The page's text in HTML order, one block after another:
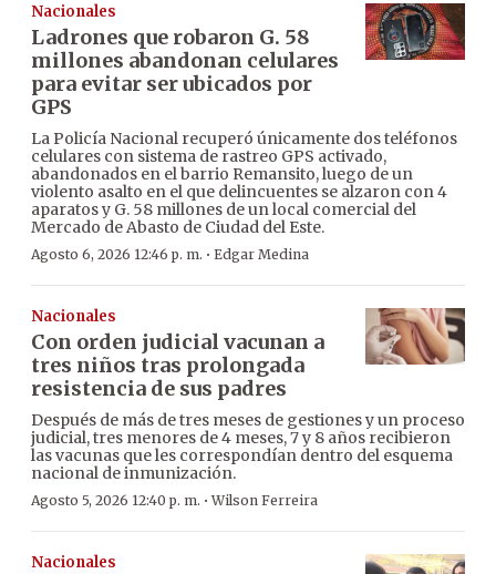
Nacionales
Ladrones que robaron G. 58
millones abandonan celulares
para evitar ser ubicados por
GPS
La Policía Nacional recuperó únicamente dos teléfonos
celulares con sistema de rastreo GPS activado,
abandonados en el barrio Remansito, luego de un
violento asalto en el que delincuentes se alzaron con 4
aparatos y G. 58 millones de un local comercial del
Mercado de Abasto de Ciudad del Este.
Agosto 6, 2026 12:46 p. m. · Edgar Medina
Nacionales
Con orden judicial vacunan a
tres niños tras prolongada
resistencia de sus padres
Después de más de tres meses de gestiones y un proceso
judicial, tres menores de 4 meses, 7 y 8 años recibieron
las vacunas que les correspondían dentro del esquema
nacional de inmunización.
Agosto 5, 2026 12:40 p. m. ·Wilson Ferreira
Nacionales